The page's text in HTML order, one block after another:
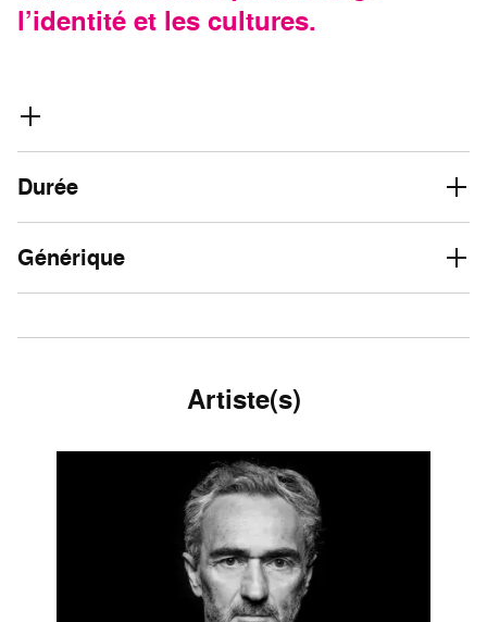
l’identité et les cultures.
Durée
Générique
Artiste(s)